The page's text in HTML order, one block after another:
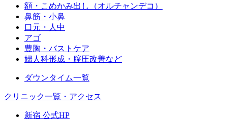
額・こめかみ出し（オルチャンデコ）
鼻筋・小鼻
口元・人中
アゴ
豊胸・バストケア
婦人科形成・膣圧改善など
ダウンタイム一覧
クリニック一覧・アクセス
新宿 公式HP